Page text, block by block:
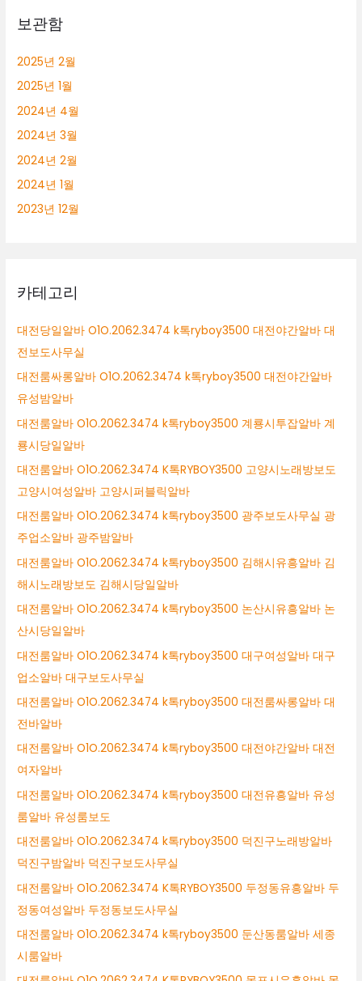
보관함
2025년 2월
2025년 1월
2024년 4월
2024년 3월
2024년 2월
2024년 1월
2023년 12월
카테고리
대전당일알바 O1O.2062.3474 k톡ryboy3500 대전야간알바 대
전보도사무실
대전룸싸롱알바 O1O.2062.3474 k톡ryboy3500 대전야간알바
유성밤알바
대전룸알바 O1O.2062.3474 k톡ryboy3500 계룡시투잡알바 계
룡시당일알바
대전룸알바 O1O.2062.3474 K톡RYBOY3500 고양시노래방보도
고양시여성알바 고양시퍼블릭알바
대전룸알바 O1O.2062.3474 k톡ryboy3500 광주보도사무실 광
주업소알바 광주밤알바
대전룸알바 O1O.2062.3474 k톡ryboy3500 김해시유흥알바 김
해시노래방보도 김해시당일알바
대전룸알바 O1O.2062.3474 k톡ryboy3500 논산시유흥알바 논
산시당일알바
대전룸알바 O1O.2062.3474 k톡ryboy3500 대구여성알바 대구
업소알바 대구보도사무실
대전룸알바 O1O.2062.3474 k톡ryboy3500 대전룸싸롱알바 대
전바알바
대전룸알바 O1O.2062.3474 k톡ryboy3500 대전야간알바 대전
여자알바
대전룸알바 O1O.2062.3474 k톡ryboy3500 대전유흥알바 유성
룸알바 유성룸보도
대전룸알바 O1O.2062.3474 k톡ryboy3500 덕진구노래방알바
덕진구밤알바 덕진구보도사무실
대전룸알바 O1O.2062.3474 K톡RYBOY3500 두정동유흥알바 두
정동여성알바 두정동보도사무실
대전룸알바 O1O.2062.3474 k톡ryboy3500 둔산동룸알바 세종
시룸알바